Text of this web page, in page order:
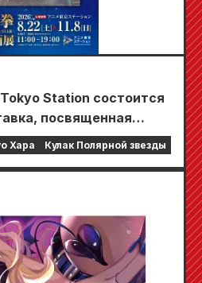
Station состоится
посвященная
звезды»!!
Хара Кулак Полярной звезды